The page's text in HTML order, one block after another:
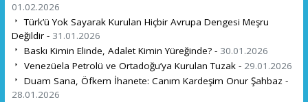
01.02.2026
Türk’ü Yok Sayarak Kurulan Hiçbir Avrupa Dengesi Meşru
Değildir - 31.01.2026
Baskı Kimin Elinde, Adalet Kimin Yüreğinde? - 30.01.2026
Venezüela Petrolü ve Ortadoğu’ya Kurulan Tuzak - 29.01.2026
Duam Sana, Öfkem İhanete: Canım Kardeşim Onur Şahbaz -
28.01.2026